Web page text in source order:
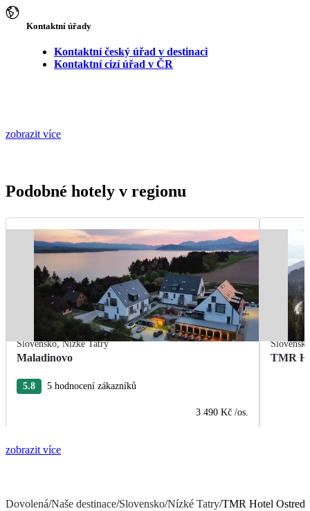
Kontaktní úřady
Kontaktní český úřad v destinaci
Kontaktní cizí úřad v ČR
zobrazit více
Podobné hotely v regionu
Slovensko,Nízké Tatry
Maladinovo
5.8 5 hodnocení zákazníků
3 490 Kč /os.
TMR
zobrazit více
Dovolená/Naše destinace/Slovensko/Nízké Tatry/TMR Hotel